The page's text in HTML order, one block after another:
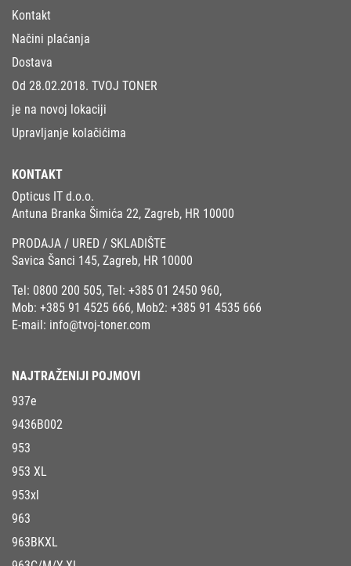
Kontakt
Načini plaćanja
Dostava
Od 28.02.2018. TVOJ TONER
je na novoj lokaciji
Upravljanje kolačićima
KONTAKT
Opticus IT d.o.o.
Antuna Branka Šimića 22, Zagreb, HR 10000
PRODAJA / URED / SKLADIŠTE
Savica Šanci 145, Zagreb, HR 10000
Tel: 0800 200 505, Tel: +385 01 2450 960,
Mob: +385 91 4525 666, Mob2: +385 91 4535 666
E-mail: info@tvoj-toner.com
NAJTRAŽENIJI POJMOVI
937e
9436B002
953
953 XL
953xl
963
963BKXL